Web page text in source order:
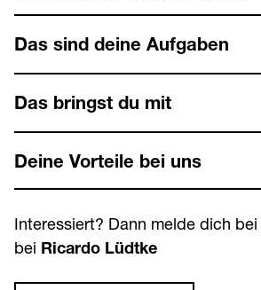
Das sind deine Aufgaben
Das bringst du mit
Deine Vorteile bei uns
Interessiert? Dann melde dich
bei Ricardo Lüdtke